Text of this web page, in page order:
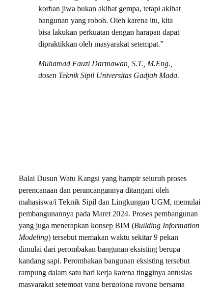
korban jiwa bukan akibat gempa, tetapi akibat
bangunan yang roboh. Oleh karena itu, kita
bisa lakukan perkuatan dengan harapan dapat
dipraktikkan oleh masyarakat setempat.”
Muhamad Fauzi Darmawan, S.T., M.Eng.,
dosen Teknik Sipil Universitas Gadjah Mada.
Balai Dusun Watu Kangsi yang hampir seluruh proses
perencanaan dan perancangannya ditangani oleh
mahasiswa/i Teknik Sipil dan Lingkungan UGM, memulai
pembangunannya pada Maret 2024. Proses pembangunan
yang juga menerapkan konsep BIM (Building Information
Modeling) tersebut memakan waktu sekitar 9 pekan
dimulai dari perombakan bangunan eksisting berupa
kandang sapi. Perombakan bangunan eksisting tersebut
rampung dalam satu hari kerja karena tingginya antusias
masyarakat setempat yang bergotong royong bersama